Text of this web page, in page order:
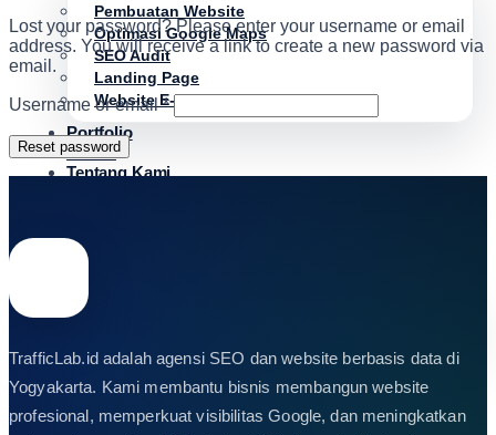
Pembuatan Website
Optimasi Google Maps
SEO Audit
Landing Page
Website E-commerce
Portfolio
Artikel
Tentang Kami
Search
Lost your password? Please enter your username or email
address. You will receive a link to create a new password via
email.
Username or email*Required
Reset password
TrafficLab.id adalah agensi SEO dan website berbasis data di
Yogyakarta. Kami membantu bisnis membangun website
profesional, memperkuat visibilitas Google, dan meningkatkan